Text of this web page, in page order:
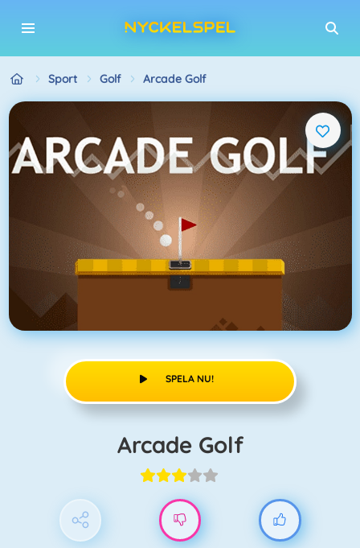
Sport Golf Arcade Golf
SPELA NU!
Arcade Golf